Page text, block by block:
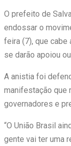
O prefeito de
endossar o
feira (7), que
se darão apoiou
A anistia foi
manifestação que
governadores e
“O União Brasil
gente vai ter uma